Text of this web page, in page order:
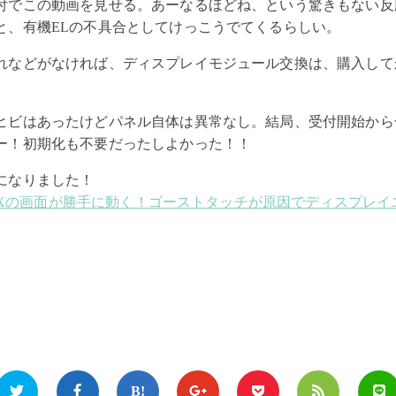
でこの動画を見せる。あーなるほどね、という驚きもない
、有機ELの不具合としてけっこうでてくるらしい。
などがなければ、ディスプレイモジュール交換は、購入し
ビはあったけどパネル自体は異常なし。結局、受付開始か
！初期化も不要だったしよかった！！
なりました！
の画面が勝手に動く！ゴーストタッチが原因でディスプレ